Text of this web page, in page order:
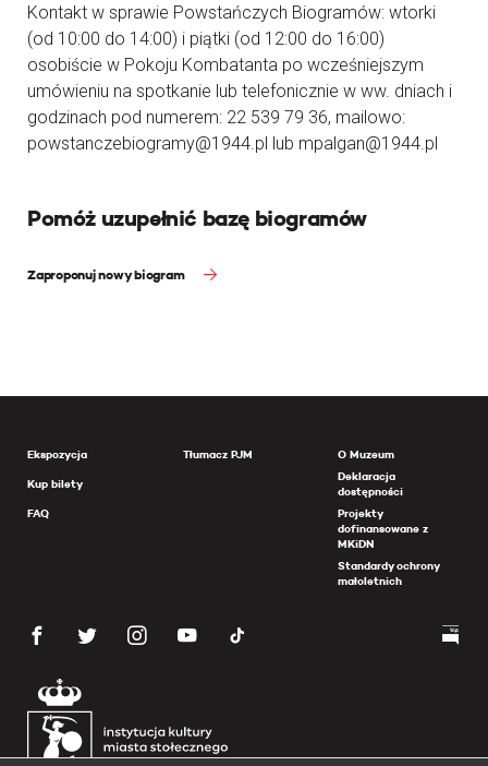
Kontakt w sprawie Powstańczych Biogramów: wtorki
(od 10:00 do 14:00) i piątki (od 12:00 do 16:00)
osobiście w Pokoju Kombatanta po wcześniejszym
umówieniu na spotkanie lub telefonicznie w ww. dniach i
godzinach pod numerem: 22 539 79 36, mailowo:
powstanczebiogramy@1944.pl lub mpalgan@1944.pl
Pomóż uzupełnić bazę biogramów
Zaproponuj nowy biogram
Ekspozycja
Kup bilety
FAQ
Tłumacz PJM
O Muzeum
Deklaracja
dostępności
Projekty
dofinansowane z
MKiDN
Standardy ochrony
małoletnich